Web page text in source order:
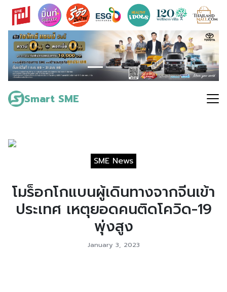
Skip
content
Smart SME
Search
for:
SME News
โมร็อกโกแบนผู้เดินทางจากจีนเข้า
ประเทศ เหตุยอดคนติดโควิด-19
พุ่งสูง
January 3, 2023